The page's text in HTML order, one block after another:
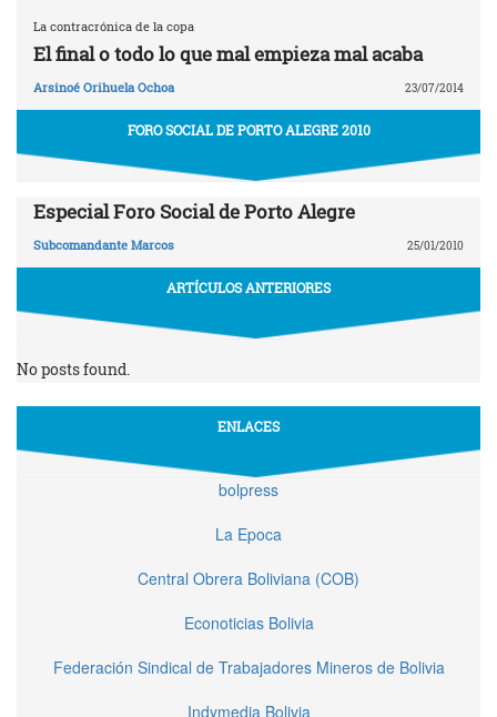
La contracrónica de la copa
El final o todo lo que mal empieza mal acaba
Arsinoé Orihuela Ochoa 23/07/2014
FORO SOCIAL DE PORTO ALEGRE 2010
Especial Foro Social de Porto Alegre
Subcomandante Marcos 25/01/2010
ARTÍCULOS ANTERIORES
No posts found.
ENLACES
bolpress
La Epoca
Central Obrera Boliviana (COB)
Econoticias Bolivia
Federación Sindical de Trabajadores Mineros de Bolivia
Indymedia Bolivia